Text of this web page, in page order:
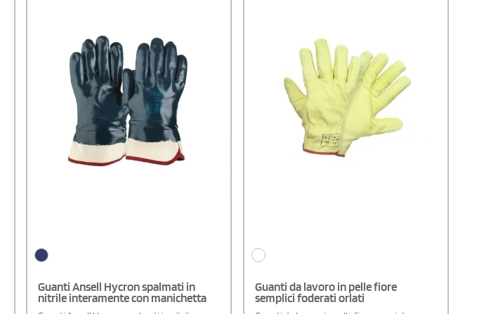
Guanti Ansell Hycron spalmati in
nitrile interamente con manichetta
Guanti da lavoro in pelle fiore
semplici foderati orlati